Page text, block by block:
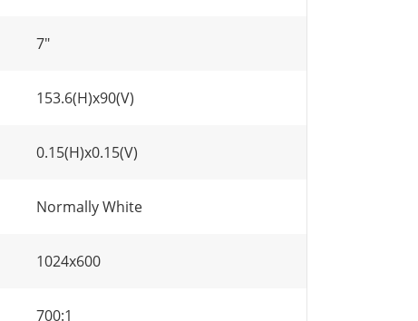
7"
153.6(H)x90(V)
0.15(H)x0.15(V)
Normally White
1024x600
700:1